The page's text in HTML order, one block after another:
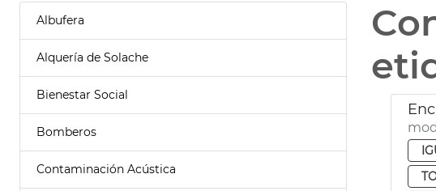
Albufera
Alquería de Solache
Bienestar Social
Bomberos
Contaminación Acústica